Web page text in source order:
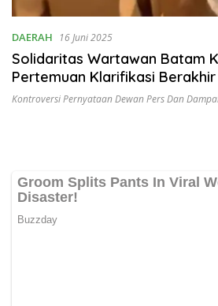
DAERAH 16 Juni 2025
Solidaritas Wartawan Batam
Pertemuan Klarifikasi Berakhir
Kontroversi Pernyataan Dewan Pers Dan